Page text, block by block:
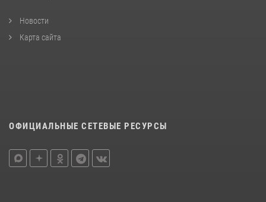
Новости
Карта сайта
ОФИЦИАЛЬНЫЕ СЕТЕВЫЕ РЕСУРСЫ